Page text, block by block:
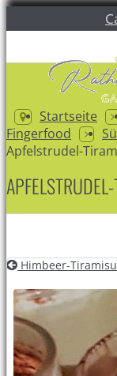
Startseite
Fingerfood
Apfelstrudel-
Himbeer-